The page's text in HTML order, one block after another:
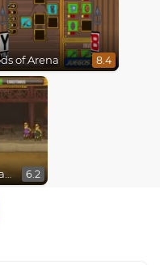
of Arena 8.4
Gods of Arena Battles 6.2